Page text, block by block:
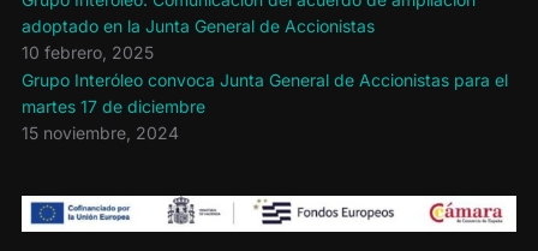
adoptado en la Junta General de Accionistas
10 febrero, 2025
Grupo Interóleo convoca Junta General de Accionistas para el
martes 17 de diciembre
15 noviembre, 2024